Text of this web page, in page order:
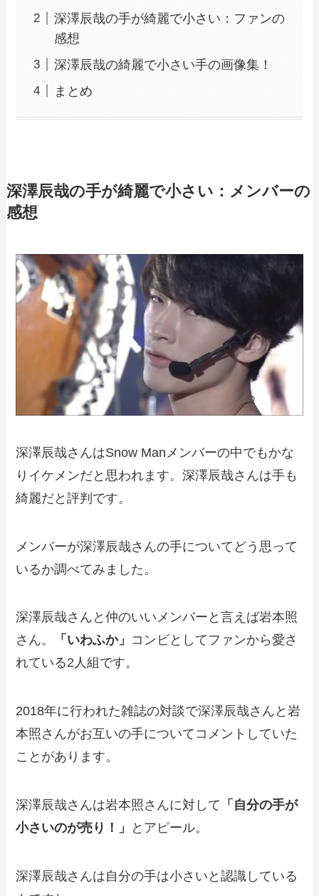
深澤辰哉の手が綺麗で小さい：ファンの
感想
深澤辰哉の綺麗で小さい手の画像集！
まとめ
深澤辰哉の手が綺麗で小さい：メンバーの
感想
深澤辰哉さんはSnow Manメンバーの中でもかな
りイケメンだと思われます。深澤辰哉さんは手も
綺麗だと評判です。
メンバーが深澤辰哉さんの手についてどう思って
いるか調べてみました。
深澤辰哉さんと仲のいいメンバーと言えば岩本照
さん。
「いわふか」 コンビとしてファンから愛さ
れている2人組です。
2018年に行われた雑誌の対談で深澤辰哉さんと岩
本照さんがお互いの手についてコメントしていた
ことがあります。
深澤辰哉さんは岩本照さんに対して 「自分の手が
小さいのが売り！」
とアピール。
深澤辰哉さんは自分の手は小さいと認識している